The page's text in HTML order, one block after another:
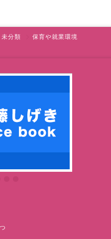
未分類
保育や就業環境